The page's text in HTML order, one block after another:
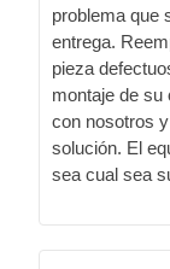
problema que
entrega.
pieza
montaje de
con nosotros
solución. El
sea cual sea